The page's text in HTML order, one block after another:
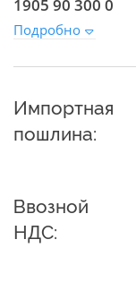
1905 90 300 0
Подробно
Импортная
пошлина:
Ввозной
НДС: